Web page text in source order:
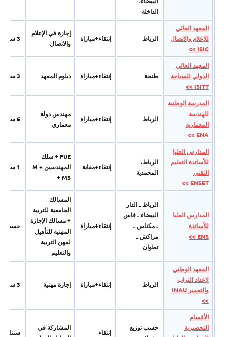
الداخلة
المعهد العالي
للإعلام والاتصال
ISIC >>
الرباط إنتقاء+مباراة
إجازة في الإعلام
والاتصال
3 سنوات
المعهد العالي
الدولي للسياحة
ISITT >>
طنجة إنتقاء+مباراة دبلوم المعھد 3 سنوات
المدرسة الوطنية
للهندسة
المعمارية
ENA >>
الرباط إنتقاء+مباراة
مھندس دولة
معماري
6 سنوات
المدارس العليا
للأساتذة التعليم
التقني
ENSET >>
الرباط،
المحمدية
إنتقاء+مقابة
FUE + سلك
المھندسین + M
+ MS
1 سنة 3-2-2
المدارس العليا
للأساتذة
ENS >>
الرباط ـ الدار
البیضاء ـ فاس
ـ مكناس ـ
مراكش ـ
تطوان
إنتقاء+مباراة
المسالك
الجامعیة للتربیة
+ مسالك الإجازة
المھنیة للتأھیل
لمھن التربیة
والتعلیم
حسب
المعهد الوطني
لإعداد التراب
والتعمير INAU
>>
الرباط إنتقاء+مباراة إجازة مھنیة 3 سنوات
الأقسام
التحضيرية
حسب توزيع
إنتقاء
المشاركة في
سنتان